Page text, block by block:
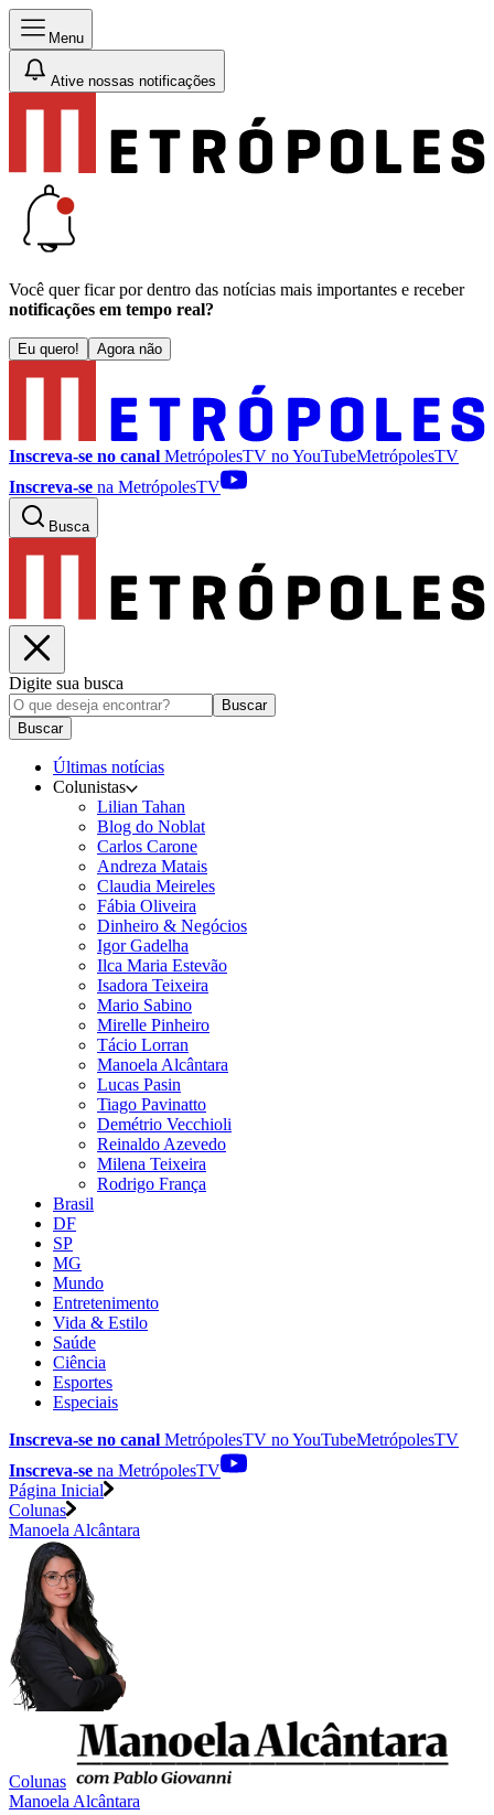
Menu
Ative nossas notificações
Você quer ficar por dentro das notícias mais importantes e receber
notificações em tempo real?
Eu quero! Agora não
Inscreva-se no canal MetrópolesTV noYouTubeMetrópolesTV
Inscreva-se na MetrópolesTV
Busca
Digite sua busca
Buscar
Buscar
Últimas notícias
Colunistas
Lilian Tahan
Blog do Noblat
Carlos Carone
Andreza Matais
Claudia Meireles
Fábia Oliveira
Dinheiro & Negócios
Igor Gadelha
Ilca Maria Estevão
Isadora Teixeira
Mario Sabino
Mirelle Pinheiro
Tácio Lorran
Manoela Alcântara
Lucas Pasin
Tiago Pavinatto
Demétrio Vecchioli
Reinaldo Azevedo
Milena Teixeira
Rodrigo França
Brasil
DF
SP
MG
Mundo
Entretenimento
Vida & Estilo
Saúde
Ciência
Esportes
Especiais
Inscreva-se no canal MetrópolesTV noYouTubeMetrópolesTV
Inscreva-se na MetrópolesTV
Página Inicial
Colunas
Manoela Alcântara
Colunas
Manoela Alcântara